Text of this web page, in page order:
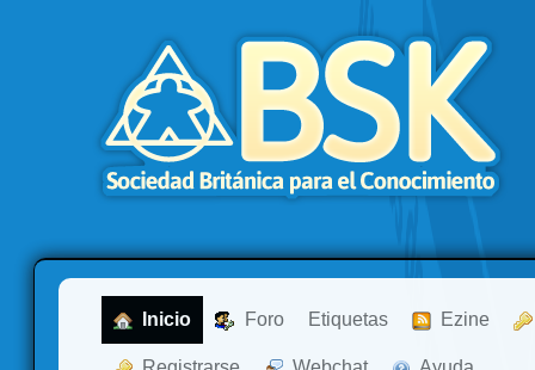
Inicio Foro Etiquetas Ezine